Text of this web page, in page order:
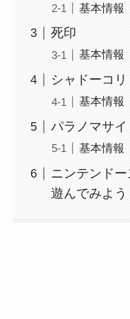
基本情報
死印
基本情報
シャドーコ
基本情報
パラノマサ
基本情報
ニンテンド
遊んでみよう